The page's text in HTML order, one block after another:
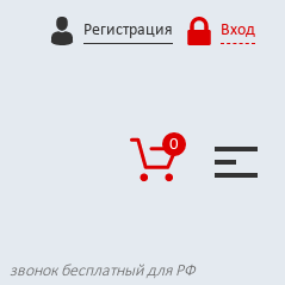
Регистрация Вход
0
звонок бесплатный для РФ